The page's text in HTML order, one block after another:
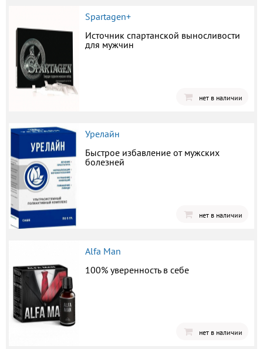
Spartagen+
Источник спартанской выносливости
для мужчин
нет в наличии
Урелайн
Быстрое избавление от мужских
болезней
нет в наличии
Alfa Man
100% уверенность в себе
нет в наличии